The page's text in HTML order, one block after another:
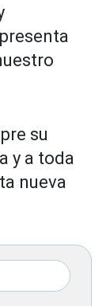
su
y a toda
nueva